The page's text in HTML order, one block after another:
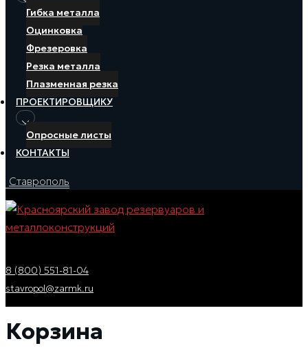
Гибка металла
Оцинковка
Фрезеровка
Резка металла
Плазменная резка
ПРОЕКТИРОВЩИКУ
Опросные листы
КОНТАКТЫ
Ставрополь
8 (800) 551-81-04
stavropol@zarmk.ru
Корзина